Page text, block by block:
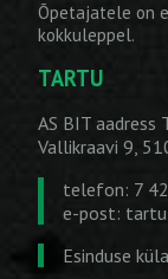
Õpetajatele on
kokkuleppel.
TARTU
AS BIT aadress
Vallikraavi 9,
telefon: 7
e-post:
Esinduse